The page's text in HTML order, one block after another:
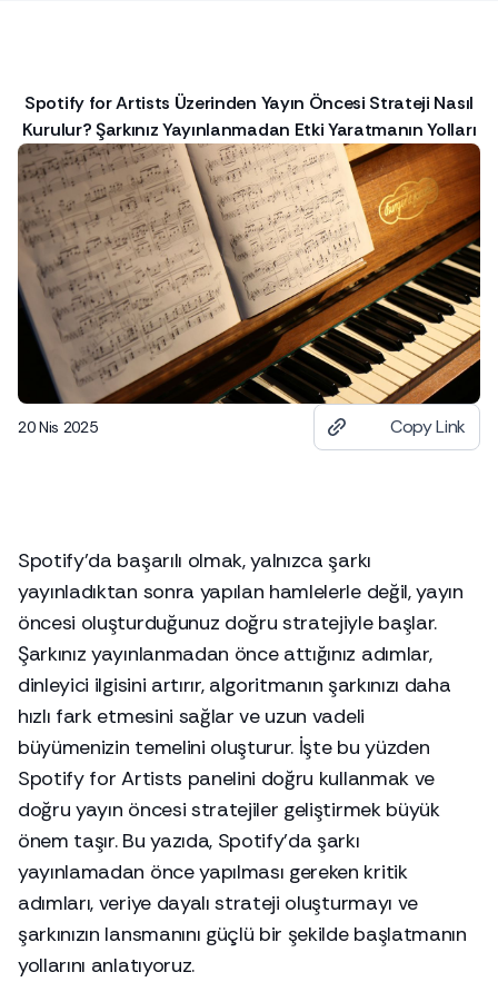
Spotify for Artists Üzerinden Yayın Öncesi Strateji Nasıl
Kurulur? Şarkınız Yayınlanmadan Etki Yaratmanın Yolları
20 Nis 2025 Copy Link
Spotify’da başarılı olmak, yalnızca şarkı
yayınladıktan sonra yapılan hamlelerle değil, yayın
öncesi oluşturduğunuz doğru stratejiyle başlar.
Şarkınız yayınlanmadan önce attığınız adımlar,
dinleyici ilgisini artırır, algoritmanın şarkınızı daha
hızlı fark etmesini sağlar ve uzun vadeli
büyümenizin temelini oluşturur. İşte bu yüzden
Spotify for Artists panelini doğru kullanmak ve
doğru yayın öncesi stratejiler geliştirmek büyük
önem taşır. Bu yazıda, Spotify’da şarkı
yayınlamadan önce yapılması gereken kritik
adımları, veriye dayalı strateji oluşturmayı ve
şarkınızın lansmanını güçlü bir şekilde başlatmanın
yollarını anlatıyoruz.